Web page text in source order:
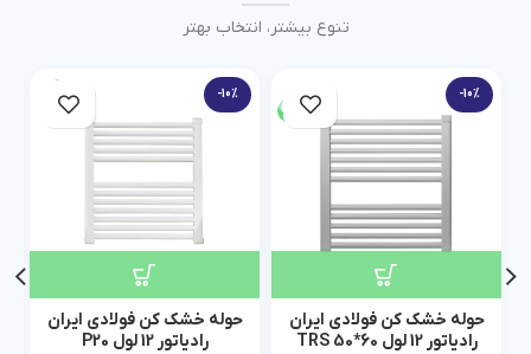
تنوع بیشتر، انتخاب بهتر
-10%
حوله خشک کن فولادی ایران
رادیاتور 12 لول 60*50 TRS
-10%
حوله خشک کن فولادی ایران
رادیاتور 12 لول P20